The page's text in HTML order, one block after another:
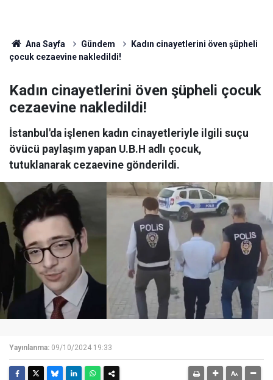
Ana Sayfa Gündem
Kadın cinayetlerini öven şüpheli
çocuk cezaevine nakledildi!
Kadın cinayetlerini öven şüpheli çocuk
cezaevine nakledildi!
İstanbul'da işlenen kadın cinayetleriyle ilgili suçu
övücü paylaşım yapan U.B.H adlı çocuk,
tutuklanarak cezaevine gönderildi.
Yayınlanma: 09/10/2024 19:33